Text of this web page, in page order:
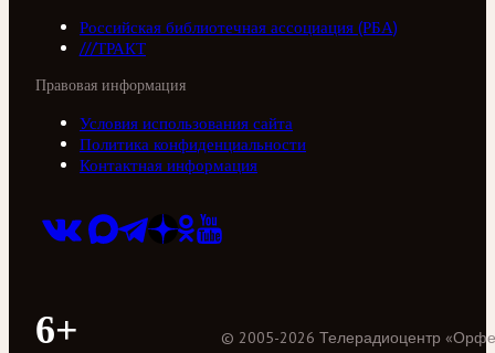
Российская библиотечная ассоциация (РБА)
///ТРАКТ
Правовая информация
Условия использования сайта
Политика конфиденциальности
Контактная информация
6+ © 2005-2026 Телерадиоцентр